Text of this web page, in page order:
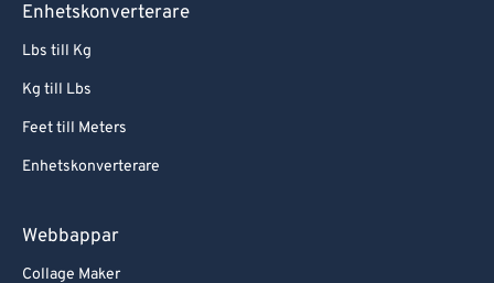
Enhetskonverterare
Lbs till Kg
Kg till Lbs
Feet till Meters
Enhetskonverterare
Webbappar
Collage Maker